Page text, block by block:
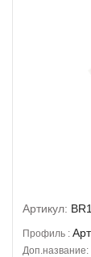
Артикул:
Профиль :
Доп.название: